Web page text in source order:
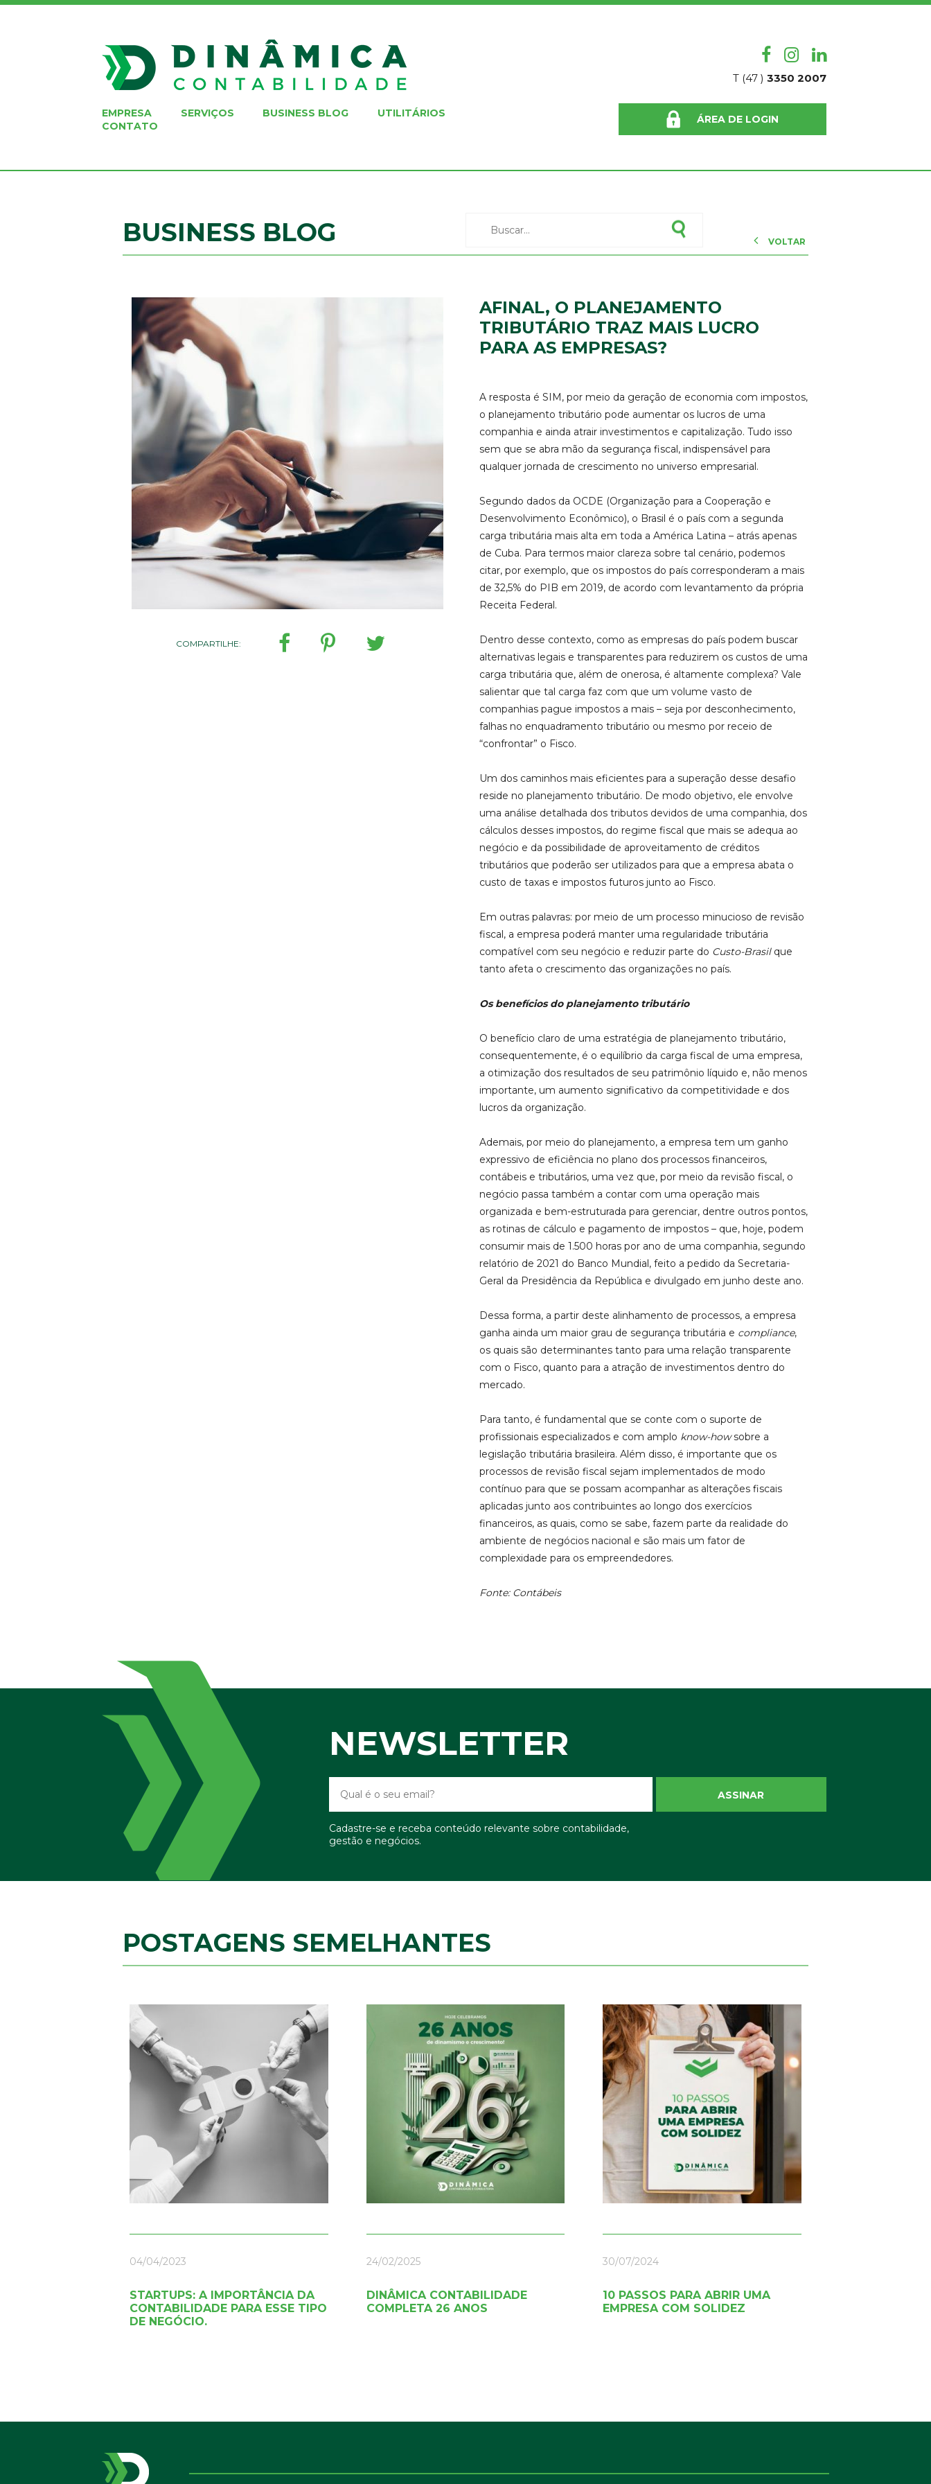
T (47 ) 3350 2007
EMPRESA SERVIÇOS BUSINESS BLOG
UTILITÁRIOS
CONTATO
ÁREA DE LOGIN
BUSINESS BLOG VOLTAR
COMPARTILHE:
AFINAL, O PLANEJAMENTO
TRIBUTÁRIO TRAZ MAIS LUCRO
PARA AS EMPRESAS?
A resposta é SIM, por meio da geração de economia com impostos,
o planejamento tributário pode aumentar os lucros de uma
companhia e ainda atrair investimentos e capitalização. Tudo isso
sem que se abra mão da segurança fiscal, indispensável para
qualquer jornada de crescimento no universo empresarial.
Segundo dados da OCDE (Organização para a Cooperação e
Desenvolvimento Econômico), o Brasil é o país com a segunda
carga tributária mais alta em toda a América Latina – atrás apenas
de Cuba. Para termos maior clareza sobre tal cenário, podemos
citar, por exemplo, que os impostos do país corresponderam a mais
de 32,5% do PIB em 2019, de acordo com levantamento da própria
Receita Federal.
Dentro desse contexto, como as empresas do país podem buscar
alternativas legais e transparentes para reduzirem os custos de uma
carga tributária que, além de onerosa, é altamente complexa? Vale
salientar que tal carga faz com que um volume vasto de
companhias pague impostos a mais – seja por desconhecimento,
falhas no enquadramento tributário ou mesmo por receio de
“confrontar” o Fisco.
Um dos caminhos mais eficientes para a superação desse desafio
reside no planejamento tributário. De modo objetivo, ele envolve
uma análise detalhada dos tributos devidos de uma companhia, dos
cálculos desses impostos, do regime fiscal que mais se adequa ao
negócio e da possibilidade de aproveitamento de créditos
tributários que poderão ser utilizados para que a empresa abata o
custo de taxas e impostos futuros junto ao Fisco.
Em outras palavras: por meio de um processo minucioso de revisão
fiscal, a empresa poderá manter uma regularidade tributária
compatível com seu negócio e reduzir parte do Custo-Brasilque
tanto afeta o crescimento das organizações no país.
Os benefícios do planejamento tributário
O benefício claro de uma estratégia de planejamento tributário,
consequentemente, é o equilíbrio da carga fiscal de uma empresa,
a otimização dos resultados de seu patrimônio líquido e, não menos
importante, um aumento significativo da competitividade e dos
lucros da organização.
Ademais, por meio do planejamento, a empresa tem um ganho
expressivo de eficiência no plano dos processos financeiros,
contábeis e tributários, uma vez que, por meio da revisão fiscal, o
negócio passa também a contar com uma operação mais
organizada e bem-estruturada para gerenciar, dentre outros pontos,
as rotinas de cálculo e pagamento de impostos – que, hoje, podem
consumir mais de 1.500 horas por ano de uma companhia, segundo
relatório de 2021 do Banco Mundial, feito a pedido da Secretaria-
Geral da Presidência da República e divulgado em junho deste ano.
Dessa forma, a partir deste alinhamento de processos, a empresa
ganha ainda um maior grau de segurança tributária e compliance,
os quais são determinantes tanto para uma relação transparente
com o Fisco, quanto para a atração de investimentos dentro do
mercado.
Para tanto, é fundamental que se conte com o suporte de
profissionais especializados e com amplo know-howsobre a
legislação tributária brasileira. Além disso, é importante que os
processos de revisão fiscal sejam implementados de modo
contínuo para que se possam acompanhar as alterações fiscais
aplicadas junto aos contribuintes ao longo dos exercícios
financeiros, as quais, como se sabe, fazem parte da realidade do
ambiente de negócios nacional e são mais um fator de
complexidade para os empreendedores.
Fonte: Contábeis
NEWSLETTER
ASSINAR
Cadastre-se e receba conteúdo relevante sobre contabilidade,
gestão e negócios.
POSTAGENS SEMELHANTES
04/04/2023
STARTUPS: A IMPORTÂNCIA DA
CONTABILIDADE PARA ESSE TIPO
DE NEGÓCIO.
24/02/2025
DINÂMICA CONTABILIDADE
COMPLETA 26 ANOS
30/07/2024
10 PASSOS PARA ABRIR UMA
EMPRESA COM SOLIDEZ